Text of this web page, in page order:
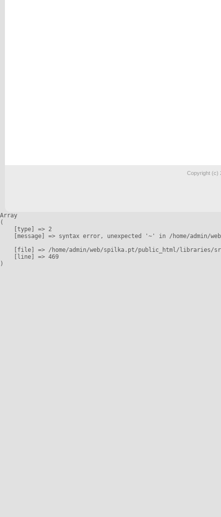
Copyright (c)
Array
(
    [type] => 2
[message] => syntax error, unexpected '~' in /home/admin/
[file] => /home/admin/web/spilka.pt/public_html/libraries/
    [line] => 469